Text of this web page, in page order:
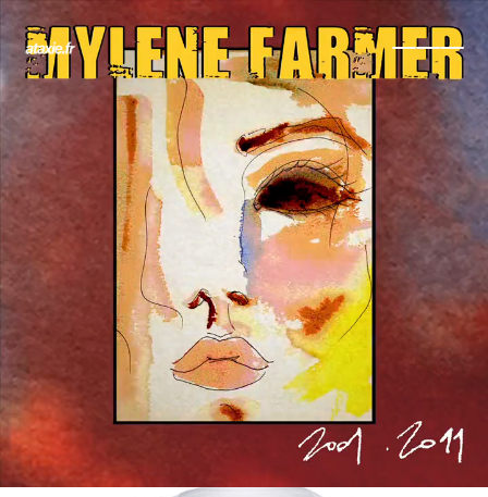
← Retour
Ajouter à ma collection Ajouter à ma wishlist
Comparer cet objet Voir ma collection